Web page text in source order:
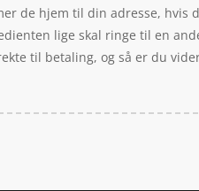
de hjem til din adresse, hvis
lige skal ringe til en
til betaling, og så er du